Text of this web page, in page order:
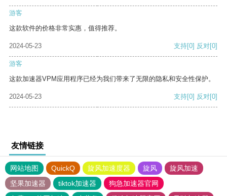
游客
这款软件的价格非常实惠，值得推荐。
2024-05-23 支持[0] 反对[0]
游客
这款加速器VPM应用程序已经为我们带来了无限的隐私和安全性保护。
2024-05-23 支持[0] 反对[0]
友情链接
网站地图 QuickQ 旋风加速度器 旋风
旋风加速
坚果加速器
tiktok加速器
狗急加速器官网